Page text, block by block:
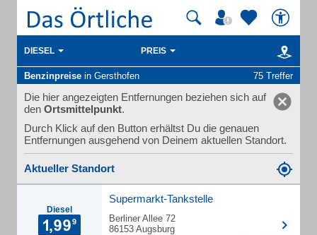
DIESEL PREIS
Benzinpreise in Gersthofen 75 Treffer
Die hier angezeigten Entfernungen beziehen sich auf
den Ortsmittelpunkt.
Durch Klick auf den Button erhältst Du die genauen
Entfernungen ausgehend von Deinem aktuellen Standort.
Aktueller Standort
Diesel
Supermarkt-Tankstelle
Berliner Allee 72
86153 Augsburg